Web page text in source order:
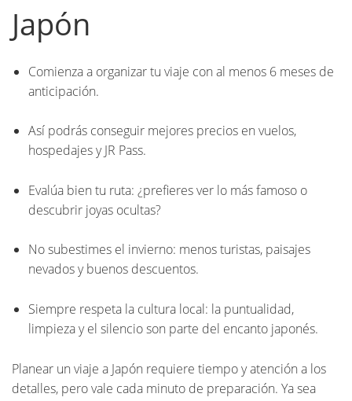
Japón
Comienza a organizar tu viaje con al menos 6 meses de
anticipación.
Así podrás conseguir mejores precios en vuelos,
hospedajes y JR Pass.
Evalúa bien tu ruta: ¿prefieres ver lo más famoso o
descubrir joyas ocultas?
No subestimes el invierno: menos turistas, paisajes
nevados y buenos descuentos.
Siempre respeta la cultura local: la puntualidad,
limpieza y el silencio son parte del encanto japonés.
Planear un viaje a Japón requiere tiempo y atención a los
detalles, pero vale cada minuto de preparación. Ya sea